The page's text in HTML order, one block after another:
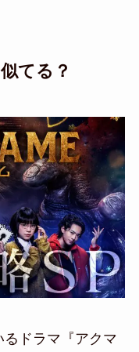
てる？
ドラマ『アクマ